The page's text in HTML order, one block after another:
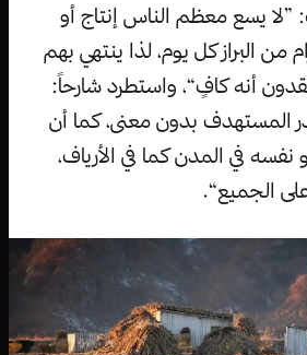
”لا يسع معظم الناس إنتاج أو
كيلوغرام من البراز كل يوم، لذا ينتهي بهم
أنه كافٍ“، واستطرد شارحاً:
المستهدف بدون معنى، كما أن
في المدن كما في الأرياف،
الجميع“.